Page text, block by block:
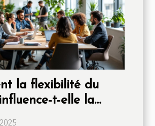
la flexibilité du
t-elle la